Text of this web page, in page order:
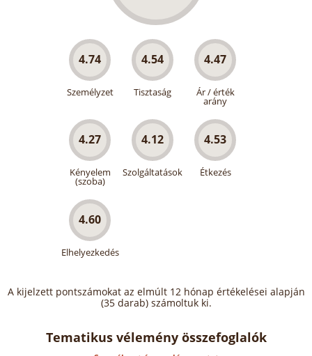
4.74
Személyzet
4.54
Tisztaság
4.47
Ár / érték
arány
4.27
Kényelem
(szoba)
4.12
Szolgáltatások
4.53
Étkezés
4.60
Elhelyezkedés
A kijelzett pontszámokat az elmúlt 12 hónap értékelései alapján
(35 darab) számoltuk ki.
Tematikus vélemény összefoglalók